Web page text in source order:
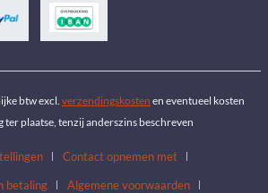
btw excl. verzendingskosten en eventueel kosten
ter plaatse, tenzij anderszins beschreven
Contact opnemen met
betaling
Algemene voorwaarden